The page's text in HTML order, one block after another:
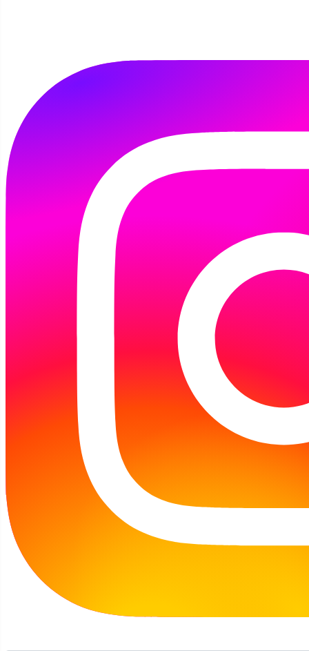
W tym miesiącu dzieciaki z Klubu Książki
wcieliły się w rolę BIBLIOTECZNYCH
DETEKTYWÓW
Na początku dostali mapy z planem biblioteki
i karty z zadaniami. A później zaczęło się.....
przewracanie biblioteki na lewą stronę.
Zaangażowanie z jakim młodzież
przeszukiwała regały w poszukiwaniu
konkretnych, trochę zaszyfrowanych pozycji,
przerosła nasze wyobrażenia.
Prezentacja książek pokazała przy okazji
dzieciakom co oznaczają dziwne numerki przy
regałach, jak znaleźć książkę o konkretnej
tematyce, albo jak znaleźć książkę danego
autora. Okazuje się, że kluczowa była tu
znajomość alfabetu.
W grze impro stworzyliśmy "Historię pewnej
książki", bardzo starej książki i bardzo dziwną
historię...
A na zakończenie NAGRODA, ale nie tak od